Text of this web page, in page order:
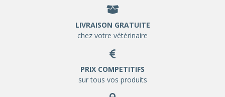
LIVRAISON GRATUITE
chez votre vétérinaire
PRIX COMPETITIFS
sur tous vos produits